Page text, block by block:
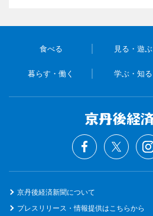
食べる 見る・遊ぶ
暮らす・働く 学ぶ・知る
京丹後経済新聞について
プレスリリース・情報提供はこちらから